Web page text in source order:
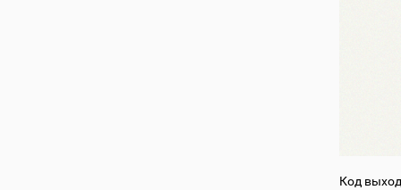
Код